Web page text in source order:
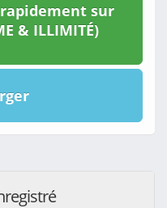
sur
& ILLIMITÉ)